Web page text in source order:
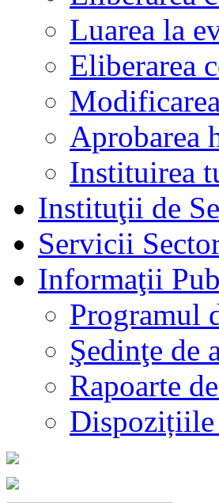
Luarea la
Eliberarea
Aprobarea
Instituirea
Instituţii de
Servicii
Informaţii
Programul
Şedinţe de
Rapoarte